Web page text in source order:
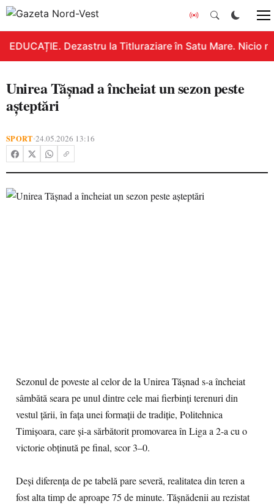
EDUCAȚIE. Dezastru la Titluraziare în Satu Mare. Nicio
Unirea Tășnad a încheiat un sezon peste
așteptări
SPORT•24.05.2026 13:16
Sezonul de poveste al celor de la Unirea Tășnad s-a încheiat
sâmbătă seara pe unul dintre cele mai fierbinți terenuri din
vestul țării, în fața unei formații de tradiție, Politehnica
Timișoara, care și-a sărbătorit promovarea în Liga a 2-a cu o
victorie obținută pe final, scor 3–0.
Deși diferența de pe tabelă pare severă, realitatea din teren a
fost alta timp de aproape 75 de minute. Tășnădenii au rezistat